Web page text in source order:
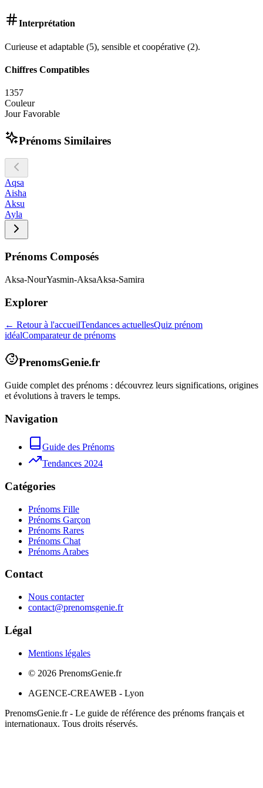
Interprétation
Curieuse et adaptable (5), sensible et coopérative (2).
Chiffres Compatibles
1357
Couleur
Jour Favorable
Prénoms Similaires
Aqsa
Aisha
Aksu
Ayla
Prénoms Composés
Aksa-NourYasmin-AksaAksa-Samira
Explorer
← Retour à l'accueilTendances actuellesQuiz prénom
idéalComparateur de prénoms
PrenomsGenie.fr
Guide complet des prénoms : découvrez leurs significations, origines
et évolutions à travers le temps.
Navigation
Guide des Prénoms
Tendances 2024
Catégories
Prénoms Fille
Prénoms Garçon
Prénoms Rares
Prénoms Chat
Prénoms Arabes
Contact
Nous contacter
contact@prenomsgenie.fr
Légal
Mentions légales
© 2026 PrenomsGenie.fr
AGENCE-CREAWEB - Lyon
PrenomsGenie.fr - Le guide de référence des prénoms français et
internationaux. Tous droits réservés.